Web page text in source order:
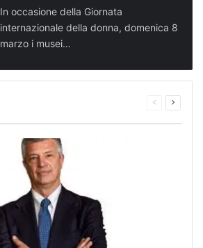
In occasione della Giornata
internazionale della donna, domenica 8
marzo i musei…
Pagina